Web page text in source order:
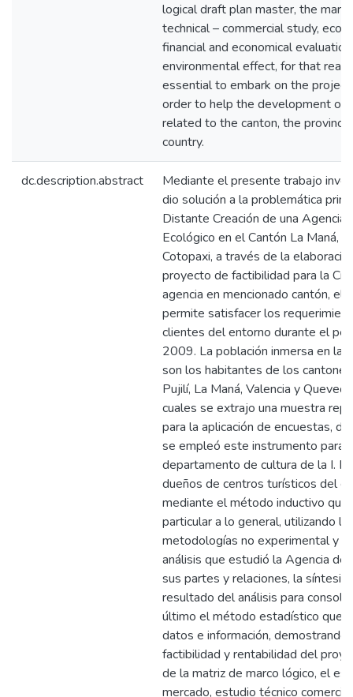
logical draft plan master, the
technical – commercial study,
financial and economical
environmental effect, for that
essential to embark on the
order to help the development of
related to the canton, the
country.
dc.description.abstract
Mediante el presente trabajo
dio solución a la problemática
Distante Creación de una Agencia
Ecológico en el Cantón La Maná,
Cotopaxi, a través de la
proyecto de factibilidad para la
agencia en mencionado cantón, el
permite satisfacer los
clientes del entorno durante el
2009. La población inmersa en la
son los habitantes de los
Pujilí, La Maná, Valencia y
cuales se extrajo una muestra
para la aplicación de encuestas,
se empleó este instrumento para
departamento de cultura de la I.
dueños de centros turísticos del
mediante el método inductivo que
particular a lo general, utilizando
metodologías no experimental y
análisis que estudió la Agencia de
sus partes y relaciones, la síntesis
resultado del análisis para
último el método estadístico que
datos e información, demostrando
factibilidad y rentabilidad del
de la matriz de marco lógico, el
mercado, estudio técnico